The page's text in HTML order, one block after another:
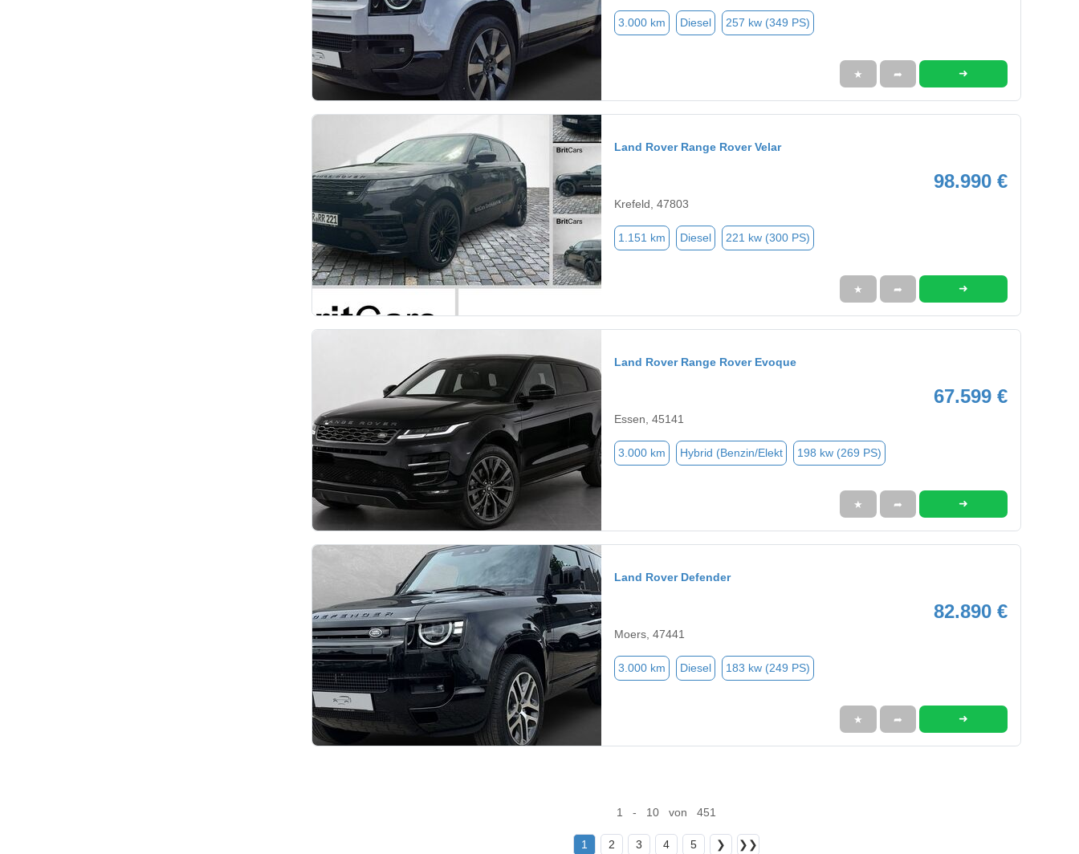
3.000 km Diesel 257 kw (349 PS)
★ ➦ ➜
Land Rover Range Rover Velar
98.990 €
Krefeld, 47803
1.151 km Diesel 221 kw (300 PS)
★ ➦ ➜
Land Rover Range Rover Evoque
67.599 €
Essen, 45141
3.000 km Hybrid (Benzin/Elekt 198 kw (269 PS)
★ ➦ ➜
Land Rover Defender
82.890 €
Moers, 47441
3.000 km Diesel 183 kw (249 PS)
★ ➦ ➜
1 - 10 von 451
1 2 3 4 5 ❯ ❯❯